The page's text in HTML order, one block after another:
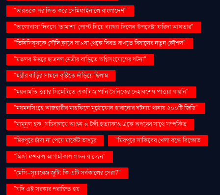
"ভারতকে পরাজিত করে সেমিফাইনালে বাংলাদেশ"
"ভালোবাসা দিবসে ‘তামাশা’ পোস্ট নিয়ে ব্যাখ্যা দিলেন উপদেষ্টা ফরিদা আখতার"
"ভিনিসিয়ুসকে সৌদি ক্লাবে যাওয়া থেকে বিরত রাখতে রিয়ালের নতুন কৌশল"
"মতলব উত্তরে ছাত্রদল নেত্রীর বাড়িতে অগ্নিসংযোগের ঘটনা"
"মন্ত্রীর বাড়ির সামনে বৃষ্টিতে দাঁড়িয়ে ছিলাম
"ময়নামতি ওয়ার সিমেট্রিতে একটি জাপানি সৈনিকের দেহাবশেষ পাওয়া যায়নি"
"ময়মনসিংহে আজহারীর মাহফিলে মুঠোফোন হারানোর ঘটনায় থানায় ২০০টি জিডি"
"মামুনুল হক: সচিবালয়ে আগুন ও টঙ্গী হত্যাকাণ্ড একে অপরের সাথে সম্পর্কিত
"মিরপুরে চাঁদা না পেয়ে মার্কেট ভাঙচুর
"মিরপুরে সাকিবের খেলা বন্ধে বিক্ষোভ
"মির্জা ফখরুল আগামীকাল লন্ডন যাচ্ছেন"
"মেসি-সুয়ারেজ জুটি: কি এটি সর্বকালের সেরা?"
"যদি এই সরকার পরাজিত হয়